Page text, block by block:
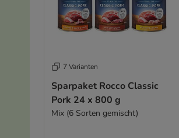
7 Varianten
Sparpaket Rocco Classic
Pork 24 x 800 g
Mix (6 Sorten gemischt)